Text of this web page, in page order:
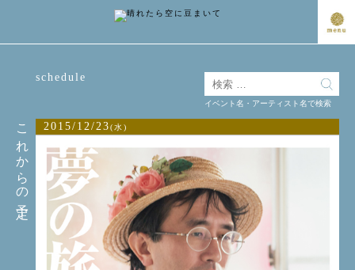
これからの予定
schedule
2015/12/23(水)
イベント名・アーティスト名で検索